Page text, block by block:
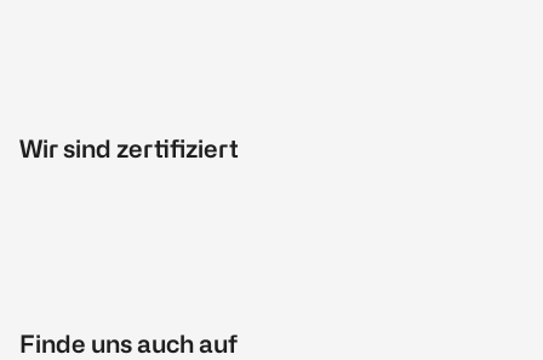
Wir sind zertifiziert
Finde uns auch auf